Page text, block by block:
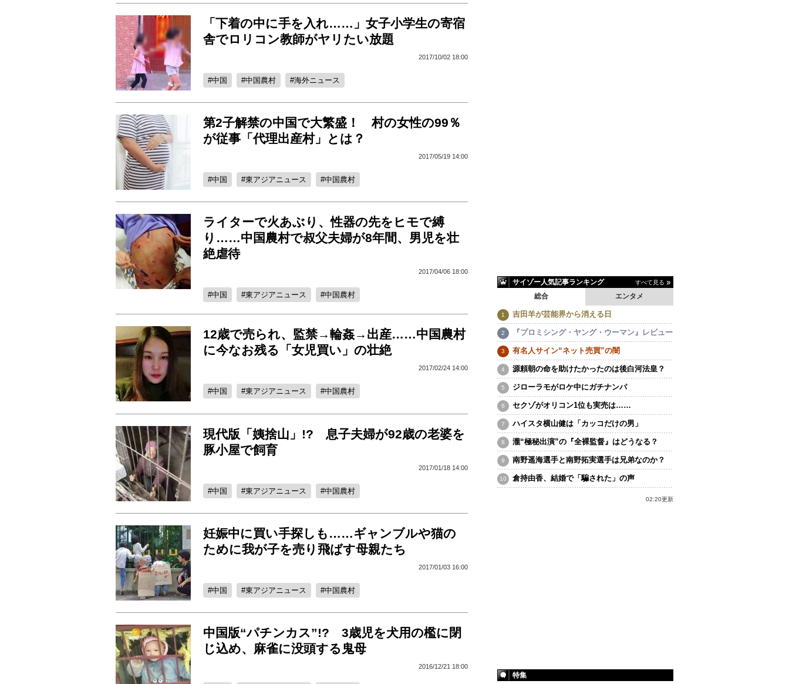
「下着の中に手を入れ……」女子小学生の寄宿
舎でロリコン教師がヤリたい放題
2017/10/02 18:00
中国 中国農村 海外ニュース
第2子解禁の中国で大繁盛！ 村の女性の99％
が従事「代理出産村」とは？
2017/05/19 14:00
中国 東アジアニュース 中国農村
ライターで火あぶり、性器の先をヒモで縛
り……中国農村で叔父夫婦が8年間、男児を壮
絶虐待
2017/04/06 18:00
中国 東アジアニュース 中国農村
12歳で売られ、監禁→輪姦→出産……中国農村
に今なお残る「女児買い」の壮絶
2017/02/24 14:00
中国 東アジアニュース 中国農村
現代版「姨捨山」!? 息子夫婦が92歳の老婆を
豚小屋で飼育
2017/01/18 14:00
中国 東アジアニュース 中国農村
妊娠中に買い手探しも……ギャンブルや猫の
ために我が子を売り飛ばす母親たち
2017/01/03 16:00
中国 東アジアニュース 中国農村
中国版“パチンカス”!? 3歳児を犬用の檻に閉
じ込め、麻雀に没頭する鬼母
2016/12/21 18:00
サイゾー人気記事ランキング すべて見る
エンタメ
総合
吉田羊が芸能界から消える日
『プロミシング・ヤング・ウーマン』レビュー
有名人サイン“ネット売買”の闇
源頼朝の命を助けたかったのは後白河法皇？
ジローラモがロケ中にガチナンパ
セクゾがオリコン1位も実売は……
ハイスタ横山健は「カッコだけの男」
瀧“極秘出演”の『全裸監督』はどうなる？
南野遥海選手と南野拓実選手は兄弟なのか？
倉持由香、結婚で「騙された」の声
02:20更新
特集